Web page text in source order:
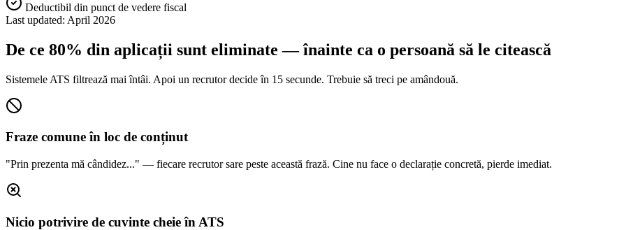
Deductibil din punct de vedere fiscal
Last updated: April 2026
De ce 80% din aplicații sunt eliminate — înainte ca o persoană să le citească
Sistemele ATS filtrează mai întâi. Apoi un recrutor decide în 15 secunde. Trebuie să treci pe amândouă.
Fraze comune în loc de conținut
"Prin prezenta mă cândidez..." — fiecare recrutor sare peste această frază. Cine nu face o declarație concretă, pierde imediat.
Nicio potrivire de cuvinte cheie în ATS